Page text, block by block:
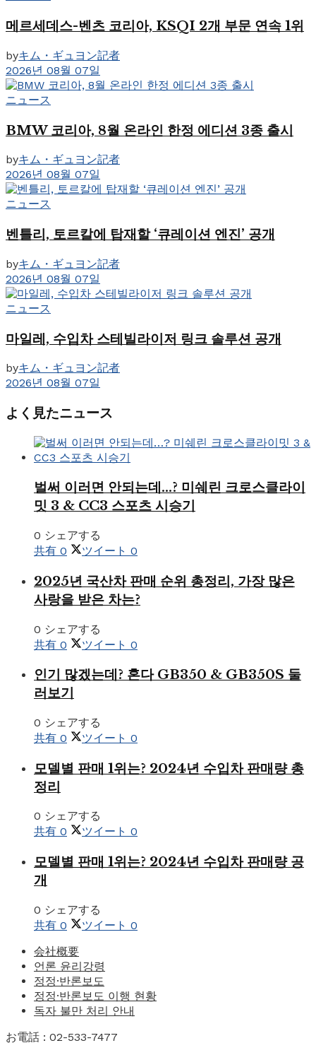
메르세데스-벤츠 코리아, KSQI 2개 부문 연속 1위
byキム・ギュヨン記者
2026년 08월 07일
ニュース
BMW 코리아, 8월 온라인 한정 에디션 3종 출시
byキム・ギュヨン記者
2026년 08월 07일
ニュース
벤틀리, 토르칼에 탑재할 ‘큐레이션 엔진’ 공개
byキム・ギュヨン記者
2026년 08월 07일
ニュース
마일레, 수입차 스테빌라이저 링크 솔루션 공개
byキム・ギュヨン記者
2026년 08월 07일
よく見たニュース
벌써 이러면 안되는데…? 미쉐린 크로스클라이
밋 3 & CC3 스포츠 시승기
0 シェアする
共有 0 ツイート 0
2025년 국산차 판매 순위 총정리, 가장 많은
사랑을 받은 차는?
0 シェアする
共有 0 ツイート 0
인기 많겠는데? 혼다 GB350 & GB350S 둘
러보기
0 シェアする
共有 0 ツイート 0
모델별 판매 1위는? 2024년 수입차 판매량 총
정리
0 シェアする
共有 0 ツイート 0
모델별 판매 1위는? 2024년 수입차 판매량 공
개
0 シェアする
共有 0 ツイート 0
会社概要
언론 윤리강령
정정·반론보도
정정·반론보도 이행 현황
독자 불만 처리 안내
お電話 : 02-533-7477